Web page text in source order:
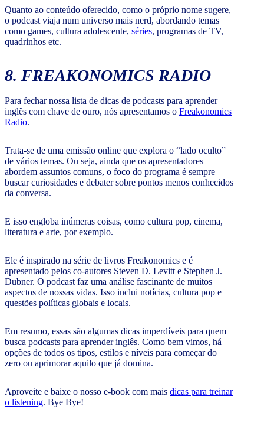
Quanto ao conteúdo oferecido, como o próprio nome sugere,
o podcast viaja num universo mais nerd, abordando temas
como games, cultura adolescente, séries, programas de TV,
quadrinhos etc.
8. FREAKONOMICS RADIO
Para fechar nossa lista de dicas de podcasts para aprender
inglês com chave de ouro, nós apresentamos o Freakonomics
Radio.
Trata-se de uma emissão online que explora o “lado oculto”
de vários temas. Ou seja, ainda que os apresentadores
abordem assuntos comuns, o foco do programa é sempre
buscar curiosidades e debater sobre pontos menos conhecidos
da conversa.
E isso engloba inúmeras coisas, como cultura pop, cinema,
literatura e arte, por exemplo.
Ele é inspirado na série de livros Freakonomics e é
apresentado pelos co-autores Steven D. Levitt e Stephen J.
Dubner. O podcast faz uma análise fascinante de muitos
aspectos de nossas vidas. Isso inclui notícias, cultura pop e
questões políticas globais e locais.
Em resumo, essas são algumas dicas imperdíveis para quem
busca podcasts para aprender inglês. Como bem vimos, há
opções de todos os tipos, estilos e níveis para começar do
zero ou aprimorar aquilo que já domina.
Aproveite e baixe o nosso e-book com mais dicas para treinar
o listening. Bye Bye!